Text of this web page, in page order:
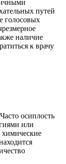
путей
голосовых
наличие
к врачу
осиплость
или